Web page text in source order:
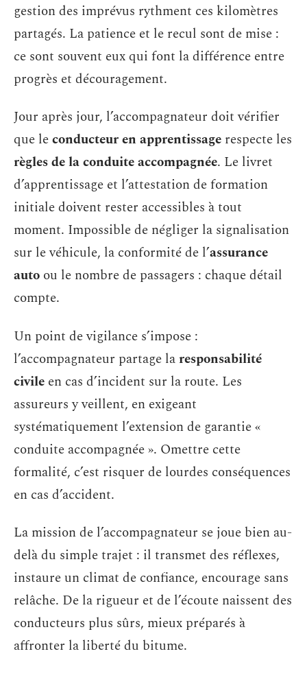
gestion des imprévus rythment ces kilomètres
partagés. La patience et le recul sont de mise :
ce sont souvent eux qui font la différence entre
progrès et découragement.
Jour après jour, l’accompagnateur doit vérifier
que leconducteur en apprentissage respecte les
règles de la conduite accompagnée. Le livret
d’apprentissage et l’attestation de formation
initiale doivent rester accessibles à tout
moment. Impossible de négliger la signalisation
sur le véhicule, la conformité de l’assurance
auto ou le nombre de passagers : chaque détail
compte.
Un point de vigilance s’impose :
l’accompagnateur partage laresponsabilité
civile en cas d’incident sur la route. Les
assureurs y veillent, en exigeant
systématiquement l’extension de garantie «
conduite accompagnée ». Omettre cette
formalité, c’est risquer de lourdes conséquences
en cas d’accident.
La mission de l’accompagnateur se joue bien au-
delà du simple trajet : il transmet des réflexes,
instaure un climat de confiance, encourage sans
relâche. De la rigueur et de l’écoute naissent des
conducteurs plus sûrs, mieux préparés à
affronter la liberté du bitume.